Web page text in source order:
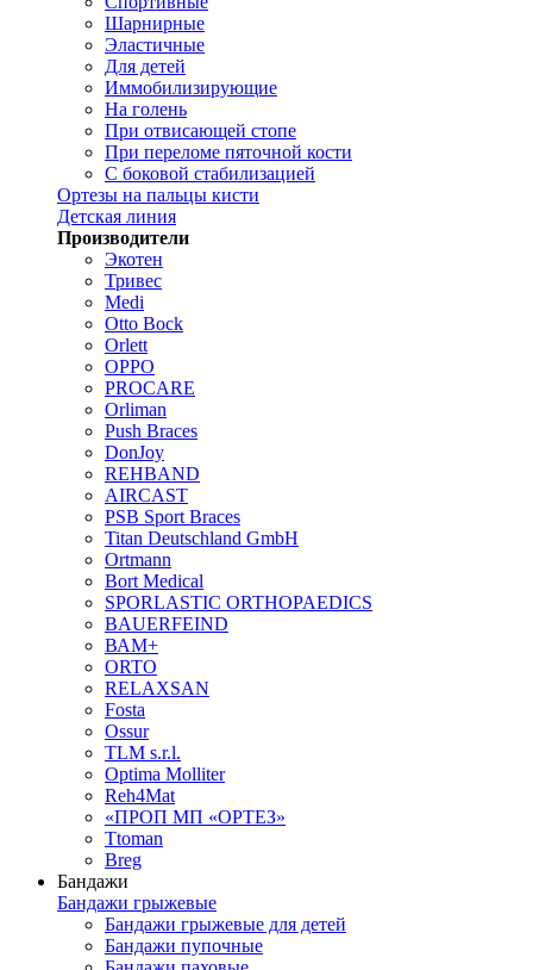
Шарнирные
Эластичные
Для детей
Иммобилизирующие
На голень
При отвисающей стопе
При переломе пяточной кости
С боковой стабилизацией
Ортезы на пальцы кисти
Детская линия
Производители
Экотен
Тривес
Medi
Otto Bock
Orlett
OPPO
PROCARE
Orliman
Push Braces
DonJoy
REHBAND
AIRCAST
PSB Sport Braces
Titan Deutschland GmbH
Ortmann
Bort Medical
SPORLASTIC ORTHOPAEDICS
BAUERFEIND
ВАМ+
ORTO
RELAXSAN
Fosta
Ossur
TLM s.r.l.
Optima Molliter
Reh4Mat
«ПРОП МП «ОРТЕЗ»
Ttoman
Breg
Бандажи
Бандажи грыжевые
Бандажи грыжевые для детей
Бандажи пупочные